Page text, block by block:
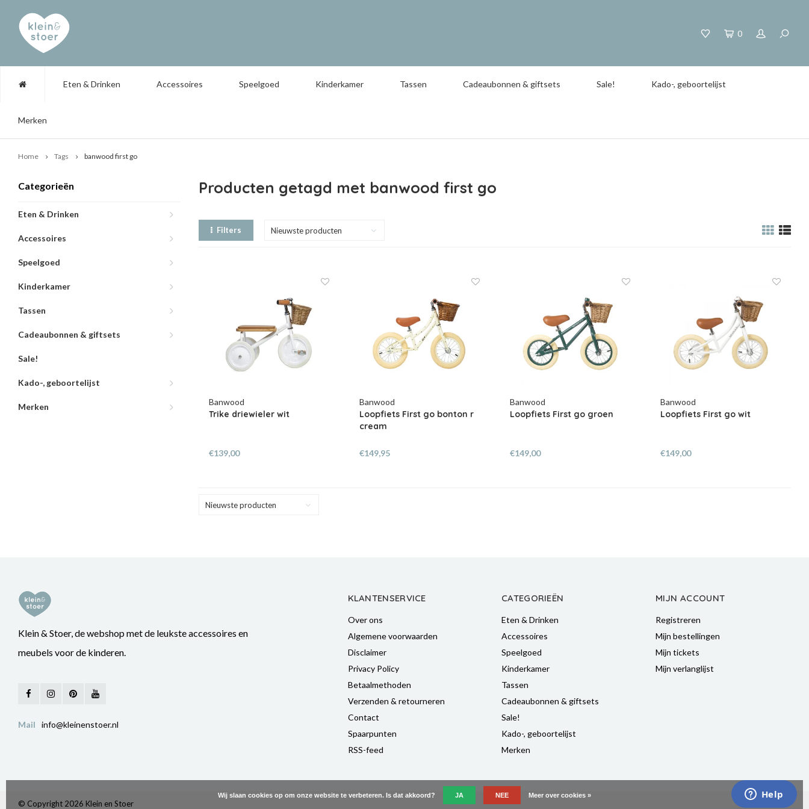
0
Eten & Drinken Accessoires Speelgoed Kinderkamer Tassen Cadeaubonnen & giftsets Sale! Kado-, geboortelijst
Merken
Home Tags banwood first go
Categorieën
Eten & Drinken
Accessoires
Speelgoed
Kinderkamer
Tassen
Cadeaubonnen & giftsets
Sale!
Kado-, geboortelijst
Merken
Producten getagd met banwood first go
Filters Nieuwste producten
Banwood
Trike driewieler wit
€139,00
Banwood
Loopfiets First go bonton r
cream
€149,95
Banwood
Loopfiets First go groen
€149,00
Banwood
Loopfiets First go wit
€149,00
Nieuwste producten
Klein & Stoer, de webshop met de leukste accessoires en
meubels voor de kinderen.
Mail info@kleinenstoer.nl
KLANTENSERVICE
Over ons
Algemene voorwaarden
Disclaimer
Privacy Policy
Betaalmethoden
Verzenden & retourneren
Contact
Spaarpunten
RSS-feed
CATEGORIEËN
Eten & Drinken
Accessoires
Speelgoed
Kinderkamer
Tassen
Cadeaubonnen & giftsets
Sale!
Kado-, geboortelijst
Merken
MIJN ACCOUNT
Registreren
Mijn bestellingen
Mijn tickets
Mijn verlanglijst
© Copyright 2026 Klein en Stoer
Wij slaan cookies op om onze website te verbeteren. Is dat akkoord? JA NEE Meer over cookies »